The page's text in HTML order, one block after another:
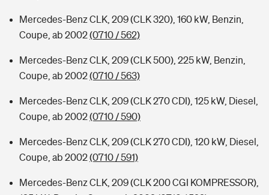
Mercedes-Benz CLK, 209 (CLK 320), 160 kW, Benzin,
Coupe, ab 2002(0710 / 562)
Mercedes-Benz CLK, 209 (CLK 500), 225 kW, Benzin,
Coupe, ab 2002(0710 / 563)
Mercedes-Benz CLK, 209 (CLK 270 CDI), 125 kW, Diesel,
Coupe, ab 2002(0710 / 590)
Mercedes-Benz CLK, 209 (CLK 270 CDI), 120 kW, Diesel,
Coupe, ab 2002(0710 / 591)
Mercedes-Benz CLK, 209 (CLK 200 CGI KOMPRESSOR),